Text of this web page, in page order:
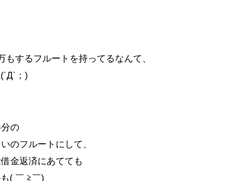
もするフルートを持ってるなんて、
；)
の
のフルートにして、
金返済にあてても
( ￣ ≧￣)